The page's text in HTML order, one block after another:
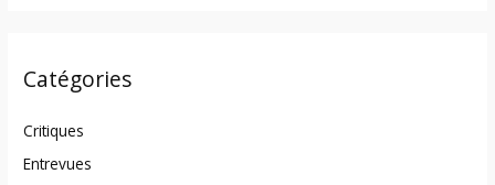
Catégories
Critiques
Entrevues